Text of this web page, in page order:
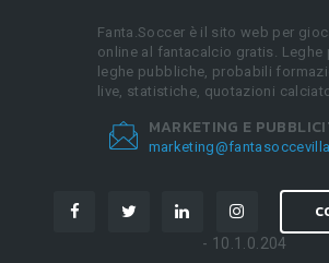
Fanta.Soccer è il sito web per
online al fantacalcio gratis. Leghe
leghe pubbliche, probabili
live, statistiche, quotazioni
MARKETING E
- 10.1.0.204